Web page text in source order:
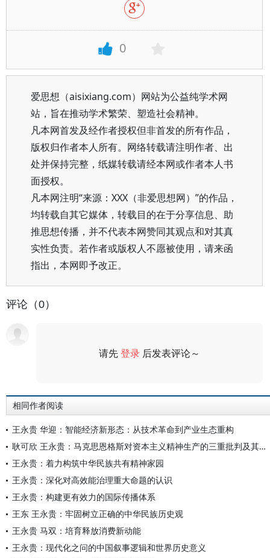
0
爱思想（aisixiang.com）网站为公益纯学术网
站，旨在推动学术繁荣、塑造社会精神。
凡本网首发及经作者授权但非首发的所有作品，
版权归作者本人所有。网络转载请注明作者、出
处并保持完整，纸媒转载请经本网或作者本人书
面授权。
凡本网注明“来源：XXX（非爱思想网）”的作品，
均转载自其它媒体，转载目的在于分享信息、助
推思想传播，并不代表本网赞同其观点和对其真
实性负责。若作者或版权人不愿被使用，请来函
指出，本网即予改正。
评论（0）
请先登录 后发表评论～
相同作者阅读
王永贵 华迎：智能经济新形态：从技术革命到产业生态重构
耿可欣 王永贵：马克思恩格斯对资本主义精神生产的三重批判及其现实意义
王永贵：着力构筑中华民族共有精神家园
王永贵：深化对高效能治理重大命题的认识
王永贵：构建更有效力的国际传播体系
王东 王永贵：牢固树立正确的中华民族历史观
王永贵 马双：培育释放消费新动能
王永贵：现代化之问的中国叙事逻辑和世界历史意义